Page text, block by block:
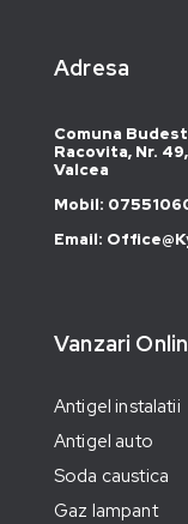
Adresa
Comuna
Racovita, Nr.
Valcea
Mobil:
Email:
Vanzari
Antigel instalatii
Antigel auto
Soda caustica
Gaz lampant